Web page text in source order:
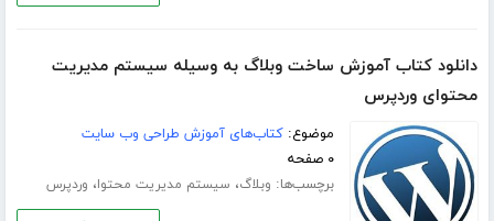
دانلود کتاب آموزش ساخت وبلاگ به وسیله سیستم مدیریت
محتوای وردپرس
موضوع:کتاب‌های آموزش طراحی وب سایت
۰ صفحه
برچسب‌ها: وبلاگ، سیستم مدیریت محتوا، وردپرس